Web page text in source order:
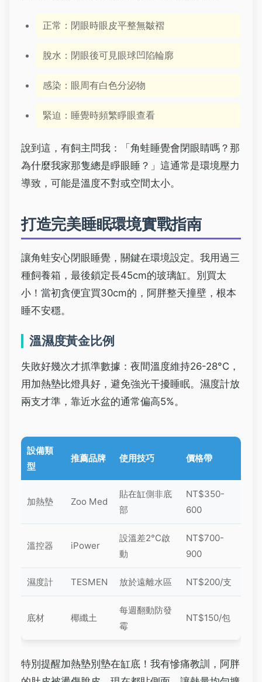
正常：閉眼時眼皮平整無皺褶
脫水：閉眼後可見眼球凹陷輪廓
感染：眼周有白色分泌物
緊迫：睡覺時頻繁睜眼查看
說到這，有飼主問我：「角蛙睡覺會閉眼睛嗎？那
為什麼我家那隻總是睜眼睡？」這通常是環境壓力
導致，可能是溫度不對或空間太小。
打造完美睡眠環境實戰指南
讓角蛙安心閉眼睡覺，關鍵在環境設定。我用過三
種飼養箱，最後鎖定長45cm的玻璃缸。別買太
小！當初貪便宜買30cm的，阿胖整天撞壁，根本
睡不安穩。
溫濕度黃金比例
失敗好幾次才抓準數據：夜間溫度維持26-28°C，
用加熱墊比燈具好，避免強光干擾睡眠。濕度計放
兩支才準，靠近水盆的通常偏高5%。
設備類
型
推薦品牌 使用技巧 價格帶
加熱墊 Zoo Med
貼在缸側非底
部
NT$350-
600
溫控器 iPower
設溫差2°C啟
動
NT$700-
900
濕度計 TESMEN 放於遠離水區 NT$200/支
底材 椰纖土
每週翻動防發
霉
NT$150/包
特別提醒加熱墊別墊在缸底！我有慘痛教訓，阿胖